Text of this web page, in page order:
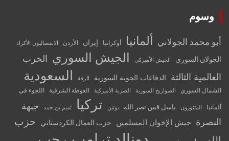
وسوم
أبو محمد الجولاني ألمانيا أوكرانيا إيران الأردن الانفصاليون الأكراد
الجولان السوري الجيش الأميركي الجيش السوري الحرب
العالمية الثالثة
الدفاعات الجوية السورية الرقة السعودية
الشمال السوري الصواريخ السورية الضربة الأميركية الغوطة الشرقية اللجوء في
ألمانيا المتنورون باسل قس نصر الله بوتين تركيا تميم بن حمد
جبهة
النصرة
جيش الإخوان المسلمين حزب العمال الكردستاني
حزب